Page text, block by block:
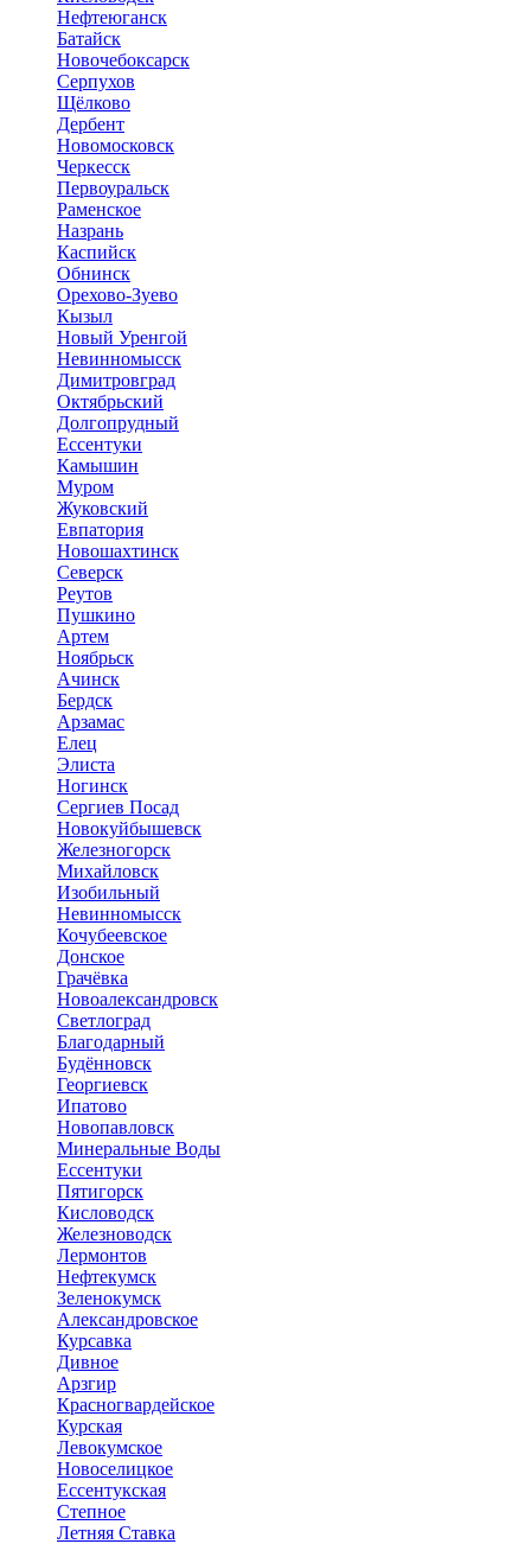
Нефтеюганск
Батайск
Новочебоксарск
Серпухов
Щёлково
Дербент
Новомосковск
Черкесск
Первоуральск
Раменское
Назрань
Каспийск
Обнинск
Орехово-Зуево
Кызыл
Новый Уренгой
Невинномысск
Димитровград
Октябрьский
Долгопрудный
Ессентуки
Камышин
Муром
Жуковский
Евпатория
Новошахтинск
Северск
Реутов
Пушкино
Артем
Ноябрьск
Ачинск
Бердск
Арзамас
Елец
Элиста
Ногинск
Сергиев Посад
Новокуйбышевск
Железногорск
Михайловск
Изобильный
Невинномысск
Кочубеевское
Донское
Грачёвка
Новоалександровск
Светлоград
Благодарный
Будённовск
Георгиевск
Ипатово
Новопавловск
Минеральные Воды
Ессентуки
Пятигорск
Кисловодск
Железноводск
Лермонтов
Нефтекумск
Зеленокумск
Александровское
Курсавка
Дивное
Арзгир
Красногвардейское
Курская
Левокумское
Новоселицкое
Ессентукская
Степное
Летняя Ставка